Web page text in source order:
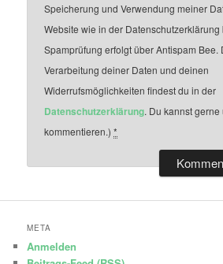
Speicherung und Verwendung meiner
Website wie in der
Spamprüfung erfolgt über Antispam Bee.
Verarbeitung deiner Daten und deinen
Widerrufsmöglichkeiten findest du in der
Datenschutzerklärung. Du kannst
kommentieren.)*
META
Anmelden